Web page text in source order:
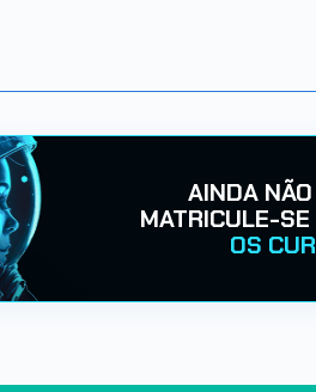
AINDA
MATRICULE-
OS